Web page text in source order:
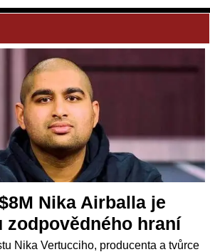
Nika Airballa je
zodpovědného hraní
Nika Vertucciho, producenta a tvůrce